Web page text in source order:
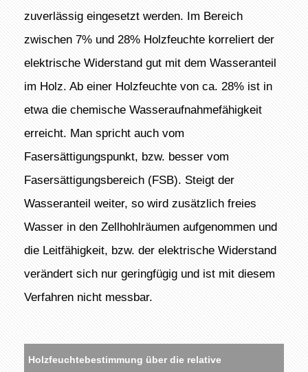
zuverlässig eingesetzt werden. Im Bereich
zwischen 7% und 28% Holzfeuchte korreliert der
elektrische Widerstand gut mit dem Wasseranteil
im Holz. Ab einer Holzfeuchte von ca. 28% ist in
etwa die chemische Wasseraufnahmefähigkeit
erreicht. Man spricht auch vom
Fasersättigungspunkt, bzw. besser vom
Fasersättigungsbereich (FSB). Steigt der
Wasseranteil weiter, so wird zusätzlich freies
Wasser in den Zellhohlräumen aufgenommen und
die Leitfähigkeit, bzw. der elektrische Widerstand
verändert sich nur geringfügig und ist mit diesem
Verfahren nicht messbar.
Holzfeuchtebestimmung über die relative